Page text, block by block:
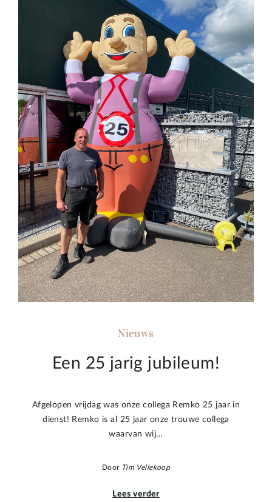
Nieuws
Een 25 jarig jubileum!
Afgelopen vrijdag was onze collega Remko 25 jaar in
dienst! Remko is al 25 jaar onze trouwe collega
waarvan wij…
Door Tim Vellekoop
Lees verder